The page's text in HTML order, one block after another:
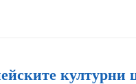
културни